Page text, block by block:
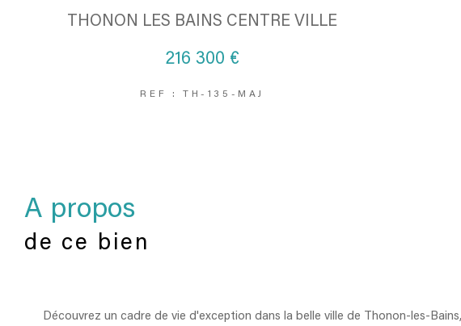
THONON LES BAINS CENTRE VILLE
216 300 €
REF : TH-135-MAJ
a propos
de ce bien
Découvrez un cadre de vie d'exception dans la belle ville de Thonon-les-